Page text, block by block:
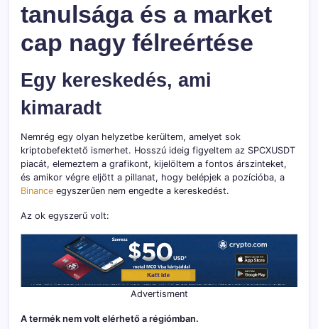
tanulsága és a market
cap nagy félreértése
Egy kereskedés, ami
kimaradt
Nemrég egy olyan helyzetbe kerültem, amelyet sok
kriptobefektető ismerhet. Hosszú ideig figyeltem az SPCXUSDT
piacát, elemeztem a grafikont, kijelöltem a fontos árszinteket,
és amikor végre eljött a pillanat, hogy belépjek a pozícióba, a
Binance egyszerűen nem engedte a kereskedést.
Az ok egyszerű volt:
Advertisment
A termék nem volt elérhető a régiómban.